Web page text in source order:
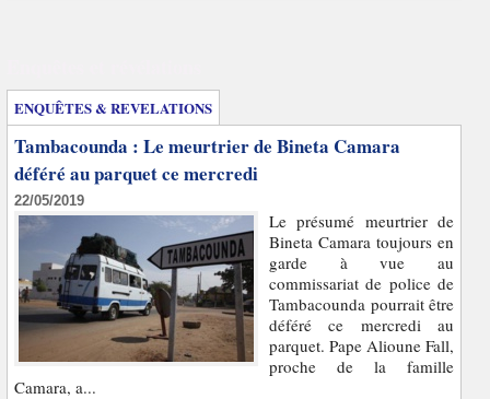
ENQUÊTES & REVELATIONS
Tambacounda : Le meurtrier de Bineta Camara
déféré au parquet ce mercredi
22/05/2019
Le présumé meurtrier de
Bineta Camara toujours en
garde à vue au
commissariat de police de
Tambacounda pourrait être
déféré ce mercredi au
parquet. Pape Alioune Fall,
proche de la famille
Camara, a...